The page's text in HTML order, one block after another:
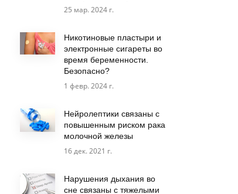
25 мар. 2024 г.
Никотиновые пластыри и
электронные сигареты во
время беременности.
Безопасно?
1 февр. 2024 г.
Нейролептики связаны с
повышенным риском рака
молочной железы
16 дек. 2021 г.
Нарушения дыхания во
сне связаны с тяжелыми